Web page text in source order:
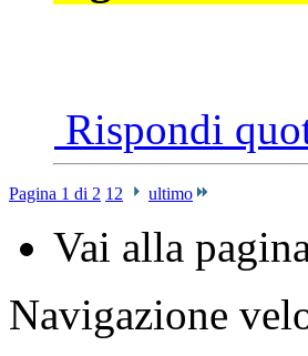
Rispondi
Pagina 1 di 2 1 2 ultimo
Vai alla
Navigazione